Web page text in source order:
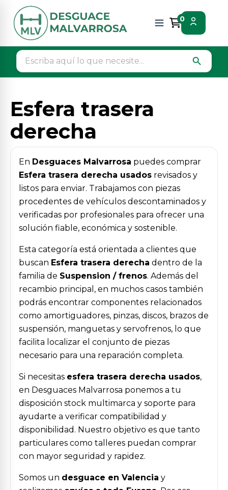
0
search
Inicio Piezas vehículos
Esfera trasera derecha
Esfera trasera
derecha
En Desguaces Malvarrosa puedes comprar
Esfera trasera derecha usados revisados y
listos para enviar. Trabajamos con piezas
procedentes de vehículos descontaminados y
verificadas por profesionales para ofrecer una
solución fiable, económica y sostenible.
Esta categoría está orientada a clientes que
buscan Esfera trasera derecha dentro de la
familia de Suspension / frenos. Además del
recambio principal, en muchos casos también
podrás encontrar componentes relacionados
como amortiguadores, pinzas, discos, brazos de
suspensión, manguetas y servofrenos, lo que
facilita localizar el conjunto de piezas
necesario para una reparación completa.
Si necesitas esfera trasera derecha usados,
en Desguaces Malvarrosa ponemos a tu
disposición stock multimarca y soporte para
ayudarte a verificar compatibilidad y
disponibilidad. Nuestro objetivo es que tanto
particulares como talleres puedan comprar
con mayor seguridad y rapidez.
Somos un desguace en Valencia y